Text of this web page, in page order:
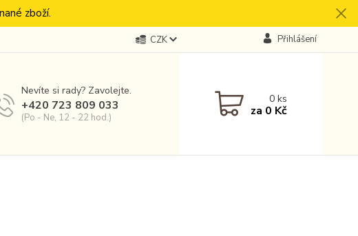
zboží.
CZK Přihlášení
Nevíte si rady? Zavolejte.
+420 723 809 033
(Po - Ne, 12 - 22 hod.)
0ks
za 0 Kč